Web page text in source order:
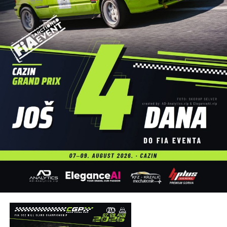
regata protekne bez poteškoća.
Dodatnu atrakciju ovogodišnjoj manifestaciji dali su brojni
sadržaji uz rijeku, među kojima su posebnu pažnju privukli
atraktivni skokovi u vodu, koji su izazvali oduševljenje
publike i upotpunili cjelodnevni program.
Veliki broj učesnika, odlična atmosfera i pozitivna energija
još jednom su pokazali daCazinska unska regataima
veliki potencijal da u narednim godinama preraste u jedan
od najznačajnijih turističko-sportskih događaja u Bosni i
Hercegovini.
Organizatori su na kraju zahvalili svim učesnicima,
posjetiocima koji su svojim prisustvom doprinijeli uspjehu
manifestacije, uz poruku da se svi ponovo okupe naredne
godine na obalama rijeke Une.
Share Post